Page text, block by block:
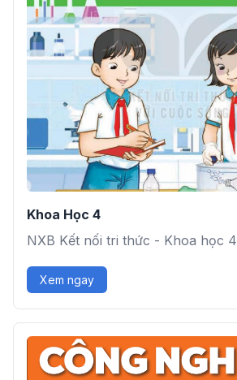
Khoa Học 4
NXB Kết nối tri thức - Khoa học 4
Xem ngay